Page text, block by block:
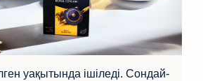
уақытында ішіледі. Сондай-